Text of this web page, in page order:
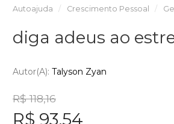
Autoajuda Crescimento Pessoal
diga adeus ao
Autor(a): Talyson Zyan
R$ 118,16
R$ 93,54